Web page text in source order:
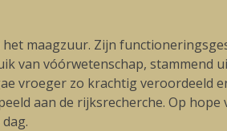
maagzuur. Zijn
van vóórwetenschap, stammend
vroeger zo krachtig veroordeeld
aan de rijksrecherche. Op hope